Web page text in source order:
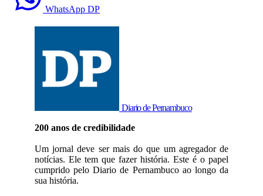
WhatsApp DP
Diario de Pernambuco
200 anos de credibilidade
Um jornal deve ser mais do que um agregador de
notícias. Ele tem que fazer história. Este é o papel
cumprido pelo Diario de Pernambuco ao longo da
sua história.